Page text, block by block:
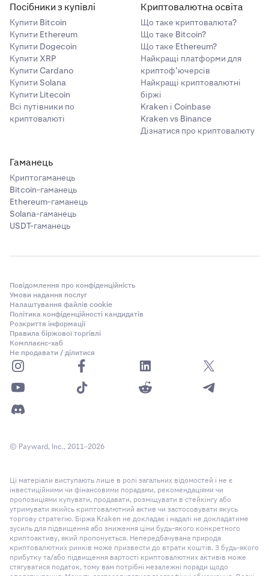
розподіляються
Посібники з купівлі
Купити Bitcoin
Купити Ethereum
Купити Dogecoin
Купити XRP
Купити Cardano
Купити Solana
Купити Litecoin
Всі путівники по
криптовалюті
Криптовалютна освіта
Що таке криптовалюта?
Що таке Bitcoin?
Що таке Ethereum?
Найкращі платформи для
криптоф’ючерсів
Найкращі криптовалютні
біржі
Kraken і Coinbase
Kraken vs Binance
Дізнатися про криптовалюту
Гаманець
Криптогаманець
Bitcoin-гаманець
Ethereum-гаманець
Solana-гаманець
USDT-гаманець
Повідомлення про конфіденційність
Умови надання послуг
Налаштування файлів cookie
Політика конфіденційності кандидатів
Розкриття інформації
Правила біржової торгівлі
Комплаєнс-хаб
Не продавати / ділитися
© Payward, Inc., 2011–2026
Ці матеріали виступають лише в ролі загальних відомостей і не є
інвестиційними чи фінансовими порадами, рекомендаціями чи
пропозиціями купувати, продавати, розміщувати в стейкінгу або
утримувати якийсь криптовалютний актив чи застосовувати якусь
торгову стратегію. Біржа Kraken не докладає і надалі не докладатиме
зусиль для підвищення або зниження ціни будь-якого конкретного
криптоактиву, який пропонується. Непередбачувана природа
криптовалютних ринків може призвести до втрати коштів. З будь-якого
прибутку та/або підвищення вартості криптовалютних активів може
стягуватися податок, тому вам потрібні незалежні поради щодо